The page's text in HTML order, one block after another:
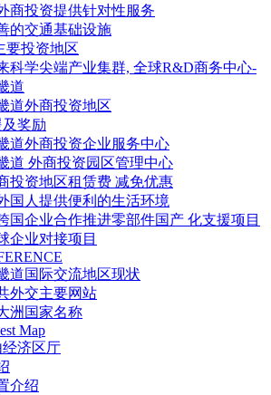
商投资提供针对性服务
的交通基础设施
要投资地区
科学尖端产业集群, 全球R&D商务中心-
道
道外商投资地区
奖励
道外商投资企业服务中心
道 外商投资园区管理中心
投资地区租赁费 减免优惠
国人提供便利的生活环境
国企业合作推进零部件国产 化支援项目
企业对接项目
道国际交流地区现状
外交主要网站
洲国家名称
Map
济区厅
介绍